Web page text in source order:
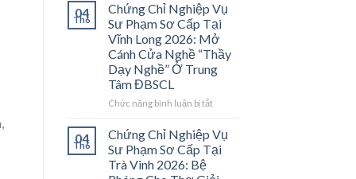
04
Th6
Chứng Chỉ Nghiệp Vụ
Sư Phạm Sơ Cấp Tại
Vĩnh Long 2026: Mở
Cánh Cửa Nghề “Thầy
Dạy Nghề” Ở Trung
Tâm ĐBSCL
Chức năng bình luận bị tắtở
Chỉ
Nghiệp
Vụ
04
Th6
Chứng Chỉ Nghiệp Vụ
Sư Phạm Sơ Cấp Tại
Trà Vinh 2026: Bệ